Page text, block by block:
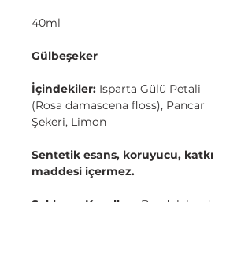
40ml
Gülbeşeker
İçindekiler: Isparta Gülü Petali
(Rosa damascena floss), Pancar
Şekeri, Limon
Sentetik esans, koruyucu, katkı
maddesi içermez.
Saklama Koşulları:
Buzdolabında